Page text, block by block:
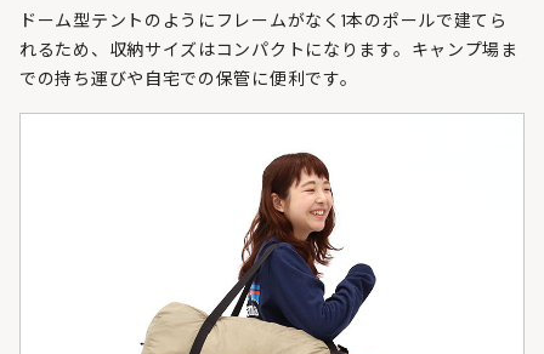
ドーム型テントのようにフレームがなく1本のポールで建てら
れるため、収納サイズはコンパクトになります。キャンプ場ま
での持ち運びや自宅での保管に便利です。